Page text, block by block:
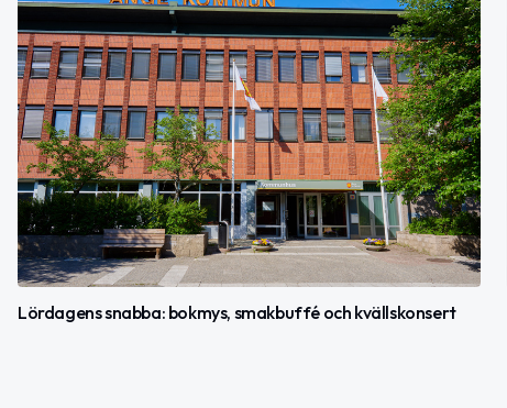
Lördagens snabba: bokmys, smakbuffé och kvällskonsert